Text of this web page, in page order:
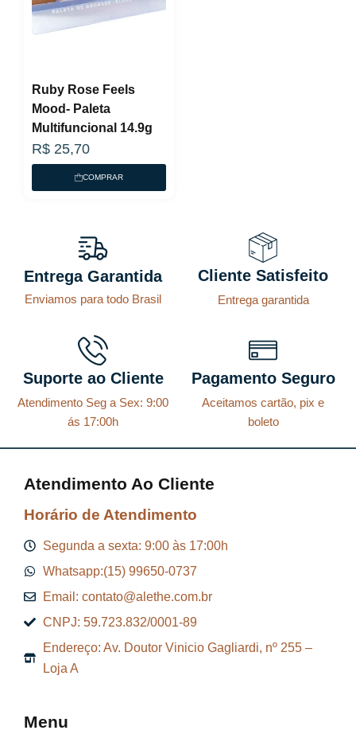
Ruby Rose Feels
Mood- Paleta
Multifuncional 14.9g
R$ 25,70
COMPRAR
Entrega Garantida
Enviamos para todo Brasil
Cliente Satisfeito
Entrega garantida
Suporte ao Cliente
Atendimento Seg a Sex: 9:00
ás 17:00h
Pagamento Seguro
Aceitamos cartão, pix e
boleto
Atendimento Ao Cliente
Horário de Atendimento
Segunda a sexta: 9:00 às 17:00h
Whatsapp:(15) 99650-0737
Email: contato@alethe.com.br
CNPJ: 59.723.832/0001-89
Endereço: Av. Doutor Vinicio Gagliardi, nº 255 –
Loja A
Menu